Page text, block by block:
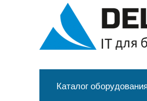
Каталог оборудования